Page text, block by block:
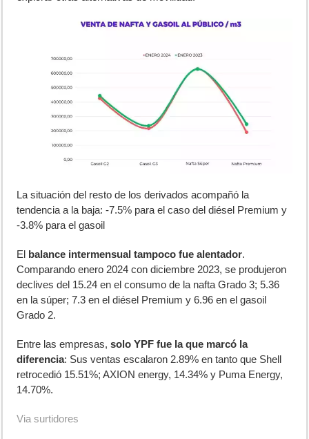
La situación del resto de los derivados acompañó la
tendencia a la baja: -7.5% para el caso del diésel Premium y
-3.8% para el gasoil
El balance intermensual tampoco fue alentador.
Comparando enero 2024 con diciembre 2023, se produjeron
declives del 15.24 en el consumo de la nafta Grado 3; 5.36
en la súper; 7.3 en el diésel Premium y 6.96 en el gasoil
Grado 2.
Entre las empresas,solo YPF fue la que marcó la
diferencia: Sus ventas escalaron 2.89% en tanto que Shell
retrocedió 15.51%; AXION energy, 14.34% y Puma Energy,
14.70%.
Viasurtidores